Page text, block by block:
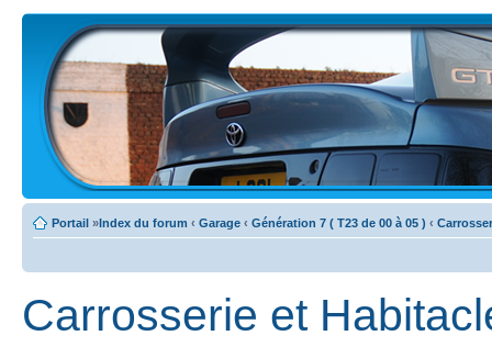
Portail »Index du forum ‹ Garage ‹ Génération 7 ( T23 de 00 à 05 ) ‹
Carrosserie et